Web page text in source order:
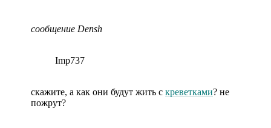
сообщение Densh
Imp737
скажите, а как они будут жить с креветками? не
пожрут?